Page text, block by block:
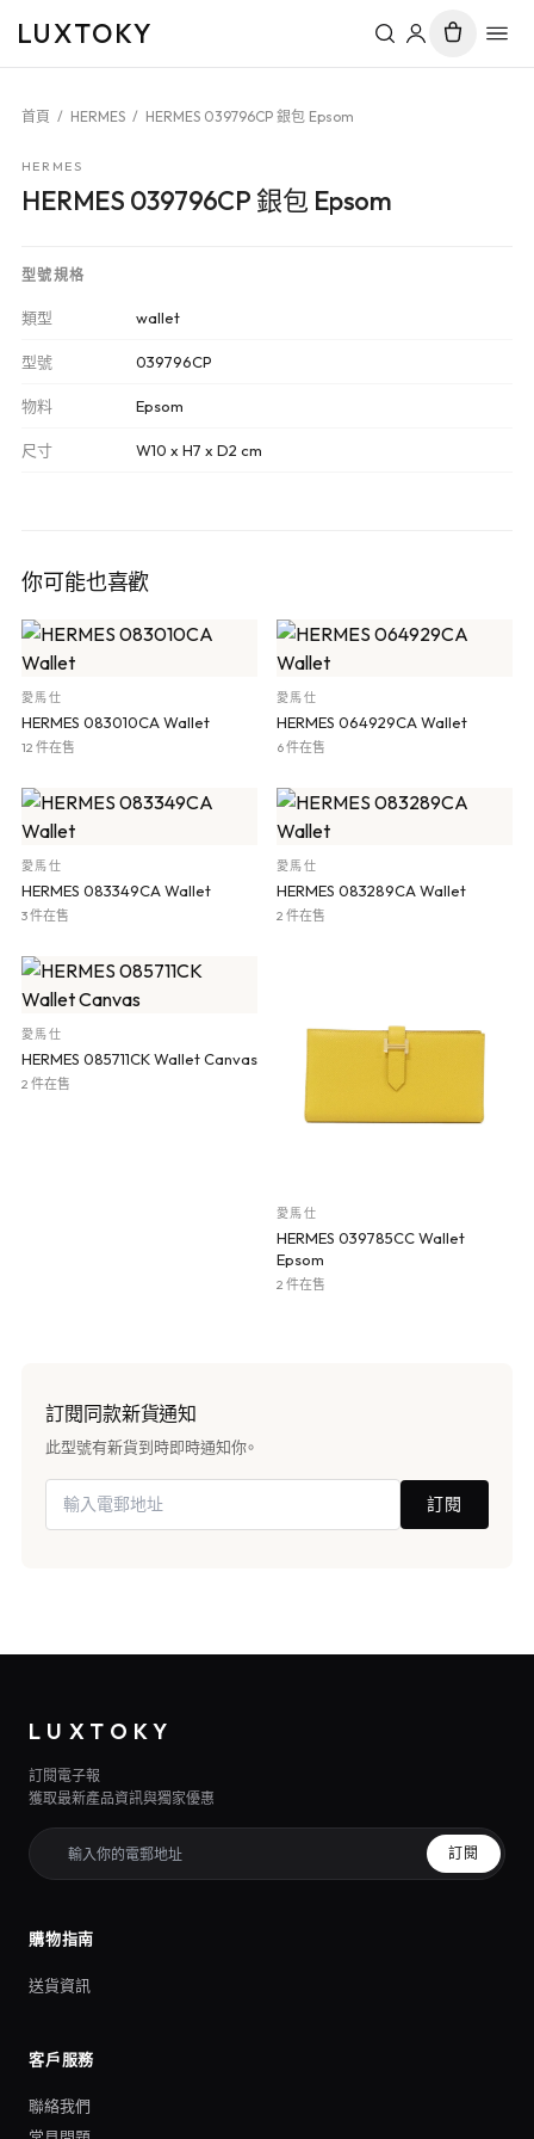
LUXTOKY
首頁 / HERMES / HERMES 039796CP 銀包 Epsom
HERMES
HERMES 039796CP 銀包 Epsom
型號規格
類型 wallet
型號 039796CP
物料 Epsom
尺寸 W10 x H7 x D2 cm
你可能也喜歡
愛馬仕
HERMES 083010CA Wallet
12 件在售
愛馬仕
HERMES 064929CA Wallet
6 件在售
愛馬仕
HERMES 083349CA Wallet
3 件在售
愛馬仕
HERMES 083289CA Wallet
2 件在售
愛馬仕
HERMES 085711CK Wallet Canvas
2 件在售
愛馬仕
HERMES 039785CC Wallet
Epsom
2 件在售
訂閱同款新貨通知
此型號有新貨到時即時通知你。
訂閱
LUXTOKY
訂閱電子報
獲取最新產品資訊與獨家優惠
訂閱
購物指南
送貨資訊
客戶服務
聯絡我們